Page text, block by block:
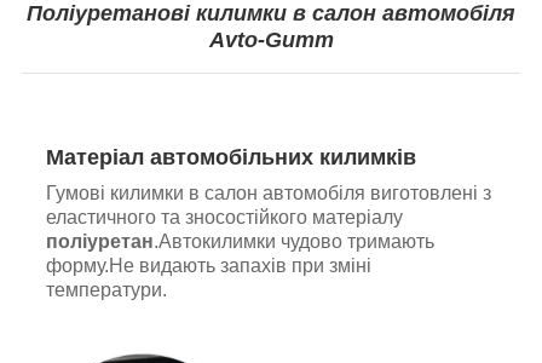
Поліуретанові килимки в салон автомобіля
Avto-Gumm
Матеріал автомобільних килимків
Гумові килимки в салон автомобіля виготовлені з
еластичного та зносостійкого матеріалу
поліуретан.Автокилимки чудово тримають
форму.Не видають запахів при зміні
температури.